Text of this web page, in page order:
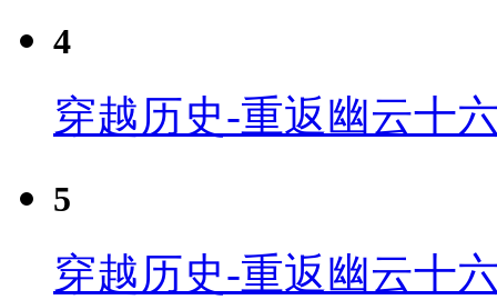
4
穿越历史-重返幽云十
5
穿越历史-重返幽云十